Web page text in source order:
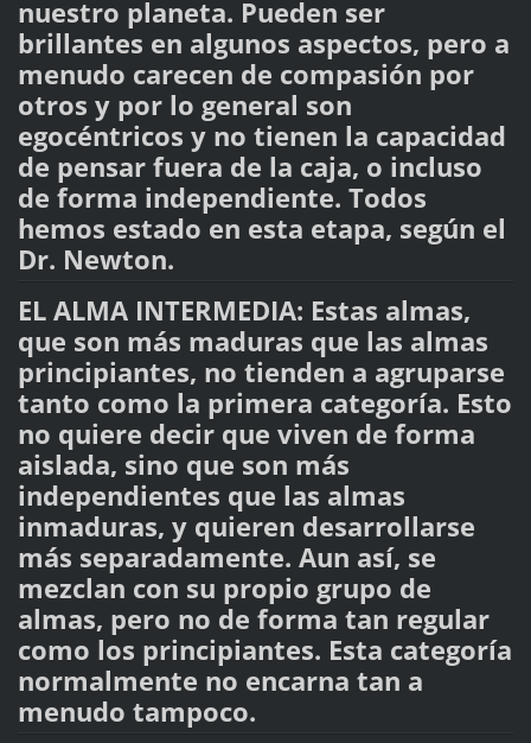
nuestro planeta. Pueden ser
brillantes en algunos aspectos, pero a
menudo carecen de compasión por
otros y por lo general son
egocéntricos y no tienen la capacidad
de pensar fuera de la caja, o incluso
de forma independiente. Todos
hemos estado en esta etapa, según el
Dr. Newton.
EL ALMA INTERMEDIA: Estas almas,
que son más maduras que las almas
principiantes, no tienden a agruparse
tanto como la primera categoría. Esto
no quiere decir que viven de forma
aislada, sino que son más
independientes que las almas
inmaduras, y quieren desarrollarse
más separadamente. Aun así, se
mezclan con su propio grupo de
almas, pero no de forma tan regular
como los principiantes. Esta categoría
normalmente no encarna tan a
menudo tampoco.